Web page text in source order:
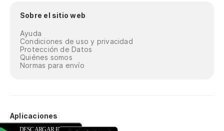
Sobre el sitio web
Ayuda
Condiciones de uso y privacidad
Protección de Datos
Quiénes somos
Normas para envío
Aplicaciones